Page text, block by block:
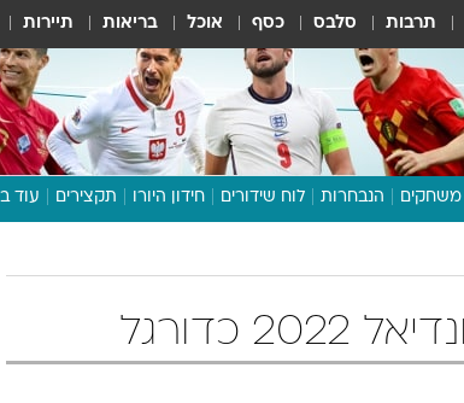
תרבות סלבס כסף אוכל בריאות תיירות
משחקים הנבחרות לוח שידורים חידון היורו תקצירים עוד
תכנית